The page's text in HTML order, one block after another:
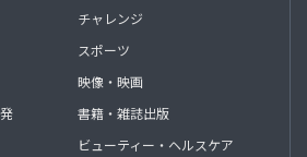
チャレンジ
スポーツ
映像・映画
書籍・雑誌出版
ビューティー・ヘルスケア